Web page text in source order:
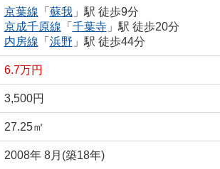
京葉線 「 蘇我」駅 徒歩9分
京成千原線 「 千葉寺」駅 徒歩20分
内房線 「 浜野 」駅 徒歩44分
6.7万円
3,500円
27.25㎡
2008年 8月(築18年)